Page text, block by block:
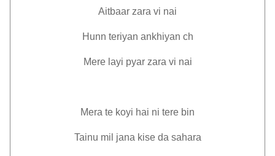
Aitbaar zara vi nai
Hunn teriyan ankhiyan ch
Mere layi pyar zara vi nai
Mera te koyi hai ni tere bin
Tainu mil jana kise da sahara